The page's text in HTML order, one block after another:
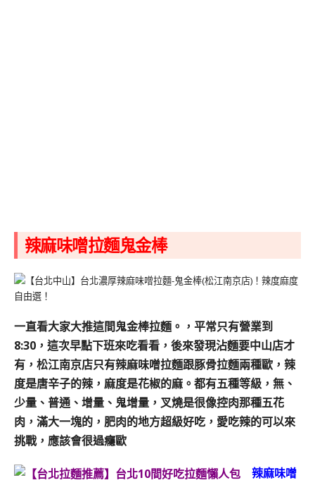
辣麻味噌拉麵鬼金棒
一直看大家大推這間鬼金棒拉麵。 ，平常只有營業到
8:30，這次早點下班來吃看看，後來發現沾麵要中山店才
有，松江南京店只有辣麻味噌拉麵跟豚骨拉麵兩種歐， 辣
度是唐辛子的辣，麻度是花椒的麻。 都有五種等級，無、
少量、普通、增量、鬼增量，叉燒是很像控肉那種五花
肉，滿大一塊的，肥肉的地方超級好吃，愛吃辣的可以來
挑戰，應該會很過癮歐
辣麻味噌